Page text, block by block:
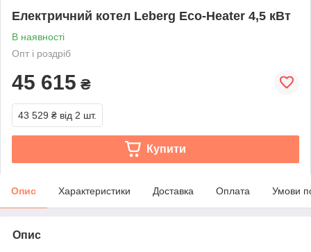
Електричний котел Leberg Eco-Heater 4,5 кВт
В наявності
Опт і роздріб
45 615 ₴
43 529 ₴ від 2 шт.
Купити
Опис Характеристики Доставка Оплата Умови
Опис